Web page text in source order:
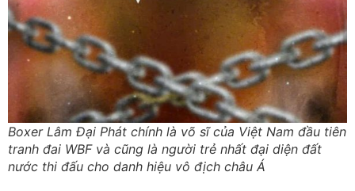
Boxer Lâm Đại Phát chính là võ sĩ của Việt Nam đầu tiên
tranh đai WBF và cũng là người trẻ nhất đại diện đất
nước thi đấu cho danh hiệu vô địch châu Á